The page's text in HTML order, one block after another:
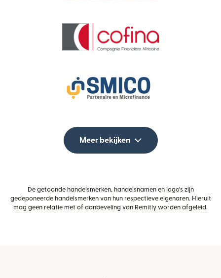
Meer bekijken
De getoonde handelsmerken, handelsnamen en logo's zijn
gedeponeerde handelsmerken van hun respectieve eigenaren. Hieruit
mag geen relatie met of aanbeveling van Remitly worden afgeleid.